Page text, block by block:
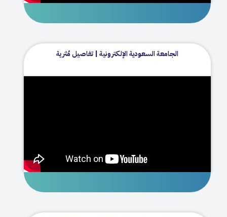
الجامعة السعودية الإلكترونية | تفاصيل مُثرية